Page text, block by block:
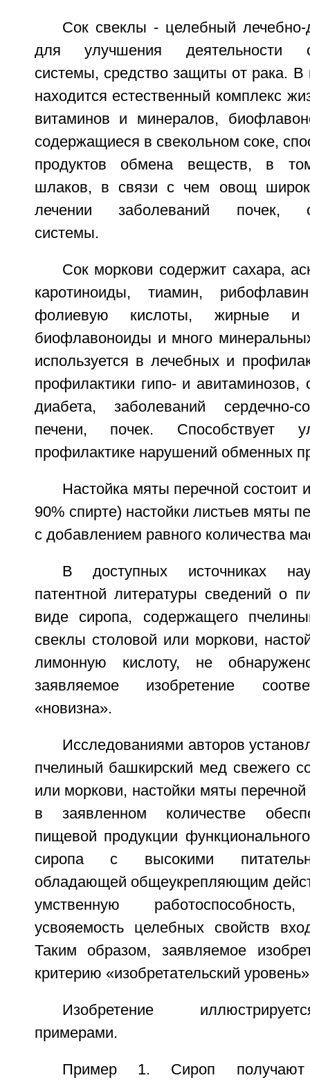
Сок свеклы - целебный лечебно-
для улучшения деятельности
системы, средство защиты от рака. В
находится естественный комплекс
витаминов и минералов,
содержащиеся в свекольном соке,
продуктов обмена веществ, в
шлаков, в связи с чем овощ
лечении заболеваний почек,
системы.
Сок моркови содержит сахара,
каротиноиды, тиамин,
фолиевую кислоты, жирные
биофлавоноиды и много
используется в лечебных и
профилактики гипо- и авитаминозов,
диабета, заболеваний сердечно-
печени, почек. Способствует
профилактике нарушений обменных
Настойка мяты перечной состоит
90% спирте) настойки листьев мяты
с добавлением равного количества
В доступных источниках
патентной литературы сведений о
виде сиропа, содержащего
свеклы столовой или моркови,
лимонную кислоту, не
заявляемое изобретение
«новизна».
Исследованиями авторов
пчелиный башкирский мед свежего
или моркови, настойки мяты
в заявленном количестве
пищевой продукции
сиропа с высокими
обладающей общеукрепляющим
умственную
усвояемость целебных свойств
Таким образом, заявляемое
критерию «изобретательский
Изобретение
примерами.
Пример 1. Сироп